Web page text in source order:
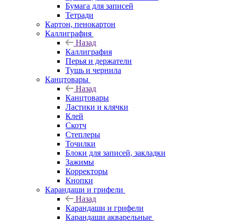
Бумага для записей
Тетради
Картон, пенокартон
Каллиграфия
Назад
Каллиграфия
Перья и держатели
Тушь и чернила
Канцтовары
Назад
Канцтовары
Ластики и клячки
Клей
Скотч
Степлеры
Точилки
Блоки для записей, закладки
Зажимы
Корректоры
Кнопки
Карандаши и грифели
Назад
Карандаши и грифели
Карандаши акварельные